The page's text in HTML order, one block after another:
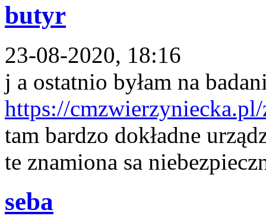
butyr
23-08-2020, 18:16
j a ostatnio byłam na
https://
tam bardzo dokładne
te znamiona sa
seba